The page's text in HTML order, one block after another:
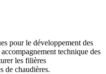
pour le développement des
technique des
les filières
de chaudières.